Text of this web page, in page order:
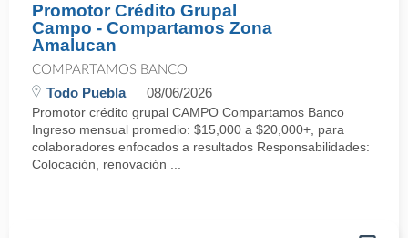
Promotor Crédito Grupal
Campo - Compartamos Zona
Amalucan
COMPARTAMOS BANCO
Todo Puebla 08/06/2026
Promotor crédito grupal CAMPO Compartamos Banco
Ingreso mensual promedio: $15,000 a $20,000+, para
colaboradores enfocados a resultados Responsabilidades:
Colocación, renovación ...